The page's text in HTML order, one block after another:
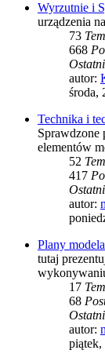
Wyrzutnie i
urządzenia
73
668
autor:
środa,
Technika i
Sprawdzone
elementów
52
417
autor:
Plany
tutaj
17
68
autor:
piątek,